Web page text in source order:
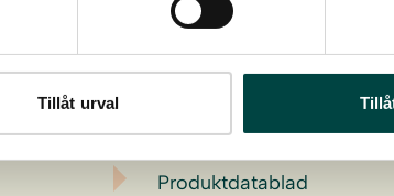
Tillåt urvalDownload
Produktdatablad